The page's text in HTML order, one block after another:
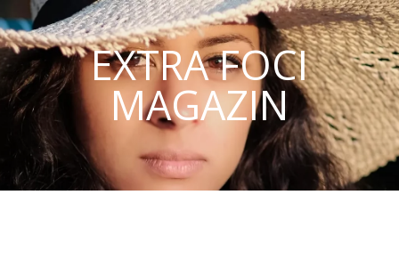
EXTRA FOCI
MAGAZIN